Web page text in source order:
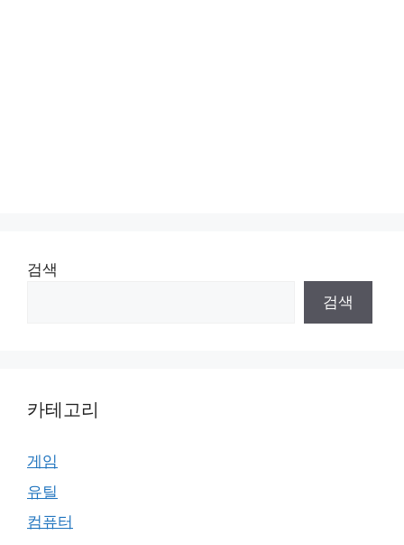
검색
검색
카테고리
게임
유틸
컴퓨터